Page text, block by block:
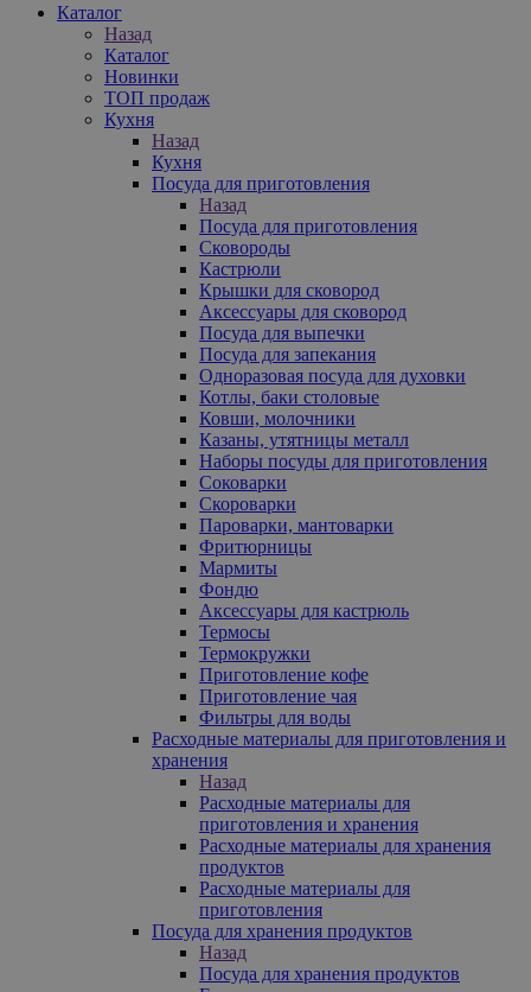
Каталог
Назад
Каталог
Новинки
ТОП продаж
Кухня
Назад
Кухня
Посуда для приготовления
Назад
Посуда для приготовления
Сковороды
Кастрюли
Крышки для сковород
Аксессуары для сковород
Посуда для выпечки
Посуда для запекания
Одноразовая посуда для духовки
Котлы, баки столовые
Ковши, молочники
Казаны, утятницы металл
Наборы посуды для приготовления
Соковарки
Скороварки
Пароварки, мантоварки
Фритюрницы
Мармиты
Фондю
Аксессуары для кастрюль
Термосы
Термокружки
Приготовление кофе
Приготовление чая
Фильтры для воды
Расходные материалы для приготовления и
хранения
Назад
Расходные материалы для
приготовления и хранения
Расходные материалы для хранения
продуктов
Расходные материалы для
приготовления
Посуда для хранения продуктов
Назад
Посуда для хранения продуктов